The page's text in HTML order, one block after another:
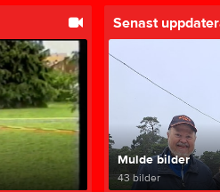
Senast
Mulde bilder
43 bilder